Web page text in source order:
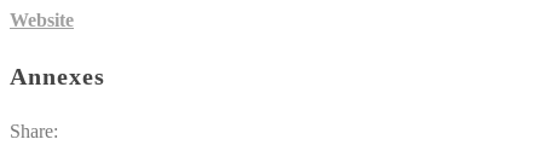
Website
Annexes
Share: